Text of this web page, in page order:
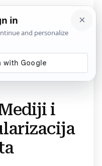
i